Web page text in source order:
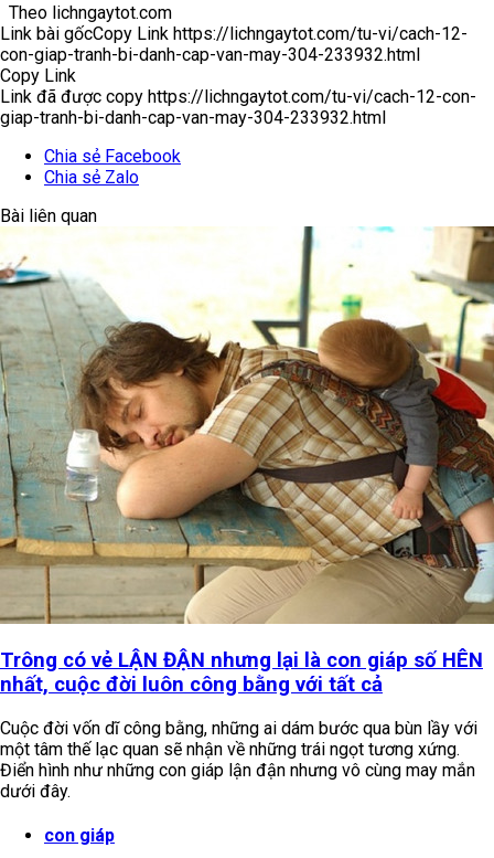
Theo lichngaytot.com
Link bài gốcCopy Link https://lichngaytot.com/tu-vi/cach-12-
con-giap-tranh-bi-danh-cap-van-may-304-233932.html
Copy Link
Link đã được copy https://lichngaytot.com/tu-vi/cach-12-con-
giap-tranh-bi-danh-cap-van-may-304-233932.html
Chia sẻ Facebook
Chia sẻ Zalo
Bài liên quan
Trông có vẻ LẬN ĐẬN nhưng lại là con giáp số HÊN
nhất, cuộc đời luôn công bằng với tất cả
Cuộc đời vốn dĩ công bằng, những ai dám bước qua bùn lầy với
một tâm thế lạc quan sẽ nhận về những trái ngọt tương xứng.
Điển hình như những con giáp lận đận nhưng vô cùng may mắn
dưới đây.
con giáp